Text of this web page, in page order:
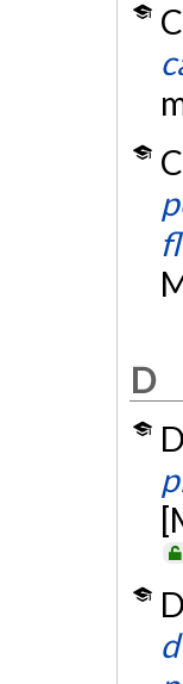
D